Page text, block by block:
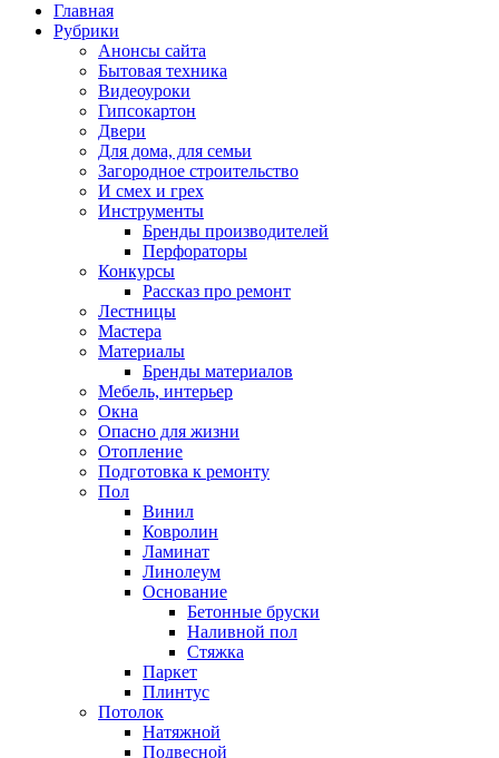
Главная
Рубрики
Анонсы сайта
Бытовая техника
Видеоуроки
Гипсокартон
Двери
Для дома, для семьи
Загородное строительство
И смех и грех
Инструменты
Бренды производителей
Перфораторы
Конкурсы
Рассказ про ремонт
Лестницы
Мастера
Материалы
Бренды материалов
Мебель, интерьер
Окна
Опасно для жизни
Отопление
Подготовка к ремонту
Пол
Винил
Ковролин
Ламинат
Линолеум
Основание
Бетонные бруски
Наливной пол
Стяжка
Паркет
Плинтус
Потолок
Натяжной
Подвесной